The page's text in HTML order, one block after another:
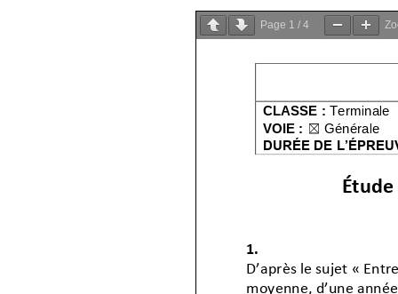
Page 1 / 4